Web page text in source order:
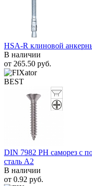
HSA-R клиновой
В наличии
от 265.50 руб.
BEST
DIN 7982 PH саморез с
сталь A2
В наличии
от 0.92 руб.